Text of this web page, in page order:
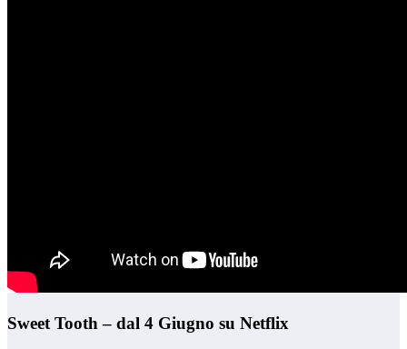
Sweet Tooth – dal 4 Giugno su Netflix